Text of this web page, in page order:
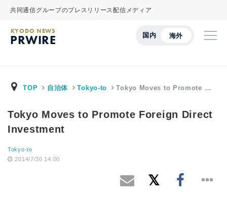
共同通信グループのプレスリリース配信メディア
国内 海外
KYODO NEWS
PRWIRE
TOP 自治体 Tokyo-to Tokyo Moves to Promote …
Tokyo Moves to Promote Foreign Direct
Investment
Tokyo-to
2014/7/30 14:00